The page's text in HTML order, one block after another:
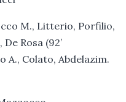
M., Litterio, Porfilio,
Rosa (92’
A., Colato, Abdelazim.